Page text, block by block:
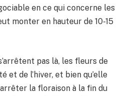
en ce qui concerne les
monter en hauteur de 10-15
pas là, les fleurs de
et de l’hiver, et bien qu’elle
la floraison à la fin du